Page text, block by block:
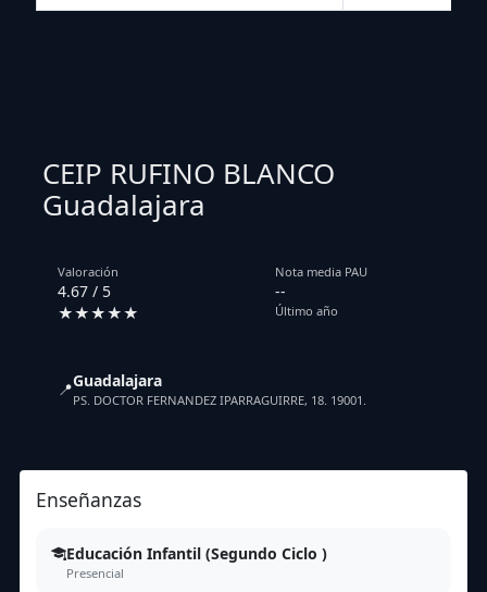
CEIP RUFINO BLANCO
Guadalajara
Valoración
4.67 / 5
★★★★★
Nota media PAU
--
Último año
📍Guadalajara
PS. DOCTOR FERNANDEZ IPARRAGUIRRE, 18. 19001.
Enseñanzas
Educación Infantil (Segundo Ciclo )
Presencial